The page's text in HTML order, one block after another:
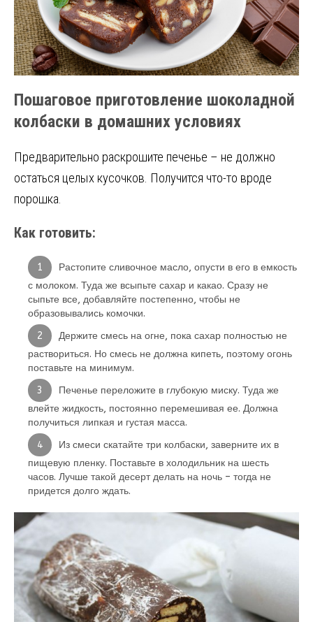
Пошаговое приготовление шоколадной
колбаски в домашних условиях
Предварительно раскрошите печенье – не должно
остаться целых кусочков. Получится что-то вроде
порошка.
Как готовить:
Растопите сливочное масло, опусти в его в емкость
с молоком. Туда же всыпьте сахар и какао. Сразу не
сыпьте все, добавляйте постепенно, чтобы не
образовывались комочки.
Держите смесь на огне, пока сахар полностью не
раствориться. Но смесь не должна кипеть, поэтому огонь
поставьте на минимум.
Печенье переложите в глубокую миску. Туда же
влейте жидкость, постоянно перемешивая ее. Должна
получиться липкая и густая масса.
Из смеси скатайте три колбаски, заверните их в
пищевую пленку. Поставьте в холодильник на шесть
часов. Лучше такой десерт делать на ночь – тогда не
придется долго ждать.